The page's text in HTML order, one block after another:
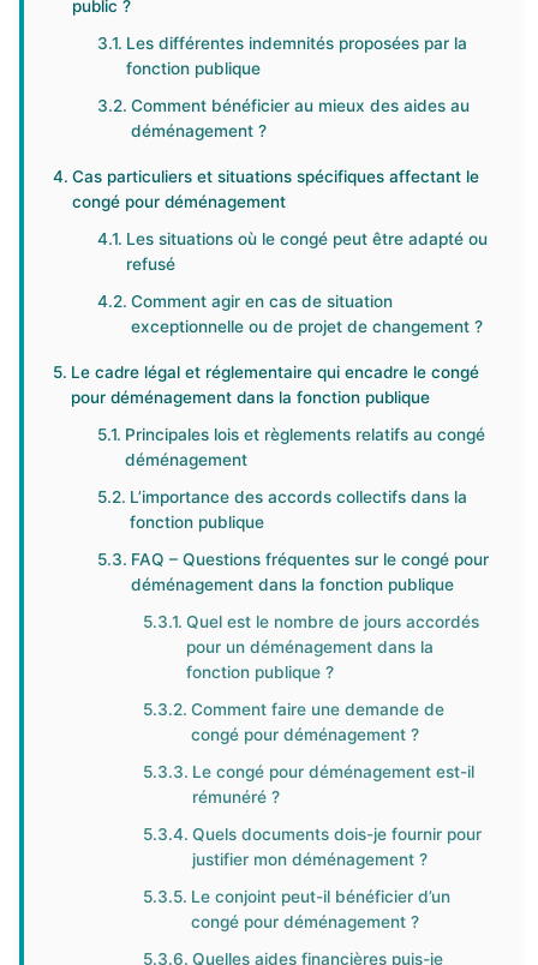
public ?
Les différentes indemnités proposées par la
fonction publique
Comment bénéficier au mieux des aides au
déménagement ?
Cas particuliers et situations spécifiques affectant le
congé pour déménagement
Les situations où le congé peut être adapté ou
refusé
Comment agir en cas de situation
exceptionnelle ou de projet de changement ?
Le cadre légal et réglementaire qui encadre le congé
pour déménagement dans la fonction publique
Principales lois et règlements relatifs au congé
déménagement
L’importance des accords collectifs dans la
fonction publique
FAQ – Questions fréquentes sur le congé pour
déménagement dans la fonction publique
Quel est le nombre de jours accordés
pour un déménagement dans la
fonction publique ?
Comment faire une demande de
congé pour déménagement ?
Le congé pour déménagement est-il
rémunéré ?
Quels documents dois-je fournir pour
justifier mon déménagement ?
Le conjoint peut-il bénéficier d’un
congé pour déménagement ?
Quelles aides financières puis-je